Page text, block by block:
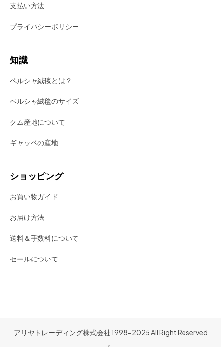
支払い方法
プライバシーポリシー
知識
ペルシャ絨毯とは？
ペルシャ絨毯のサイズ
クム産地について
ギャッベの産地
ショッピング
お買い物ガイド
お届け方法
送料＆手数料について
セールについて
アリヤトレーディング株式会社 1998-2025 All Right Reserved
。